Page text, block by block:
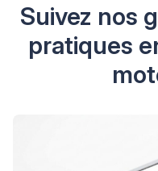
Suivez nos
pratiques